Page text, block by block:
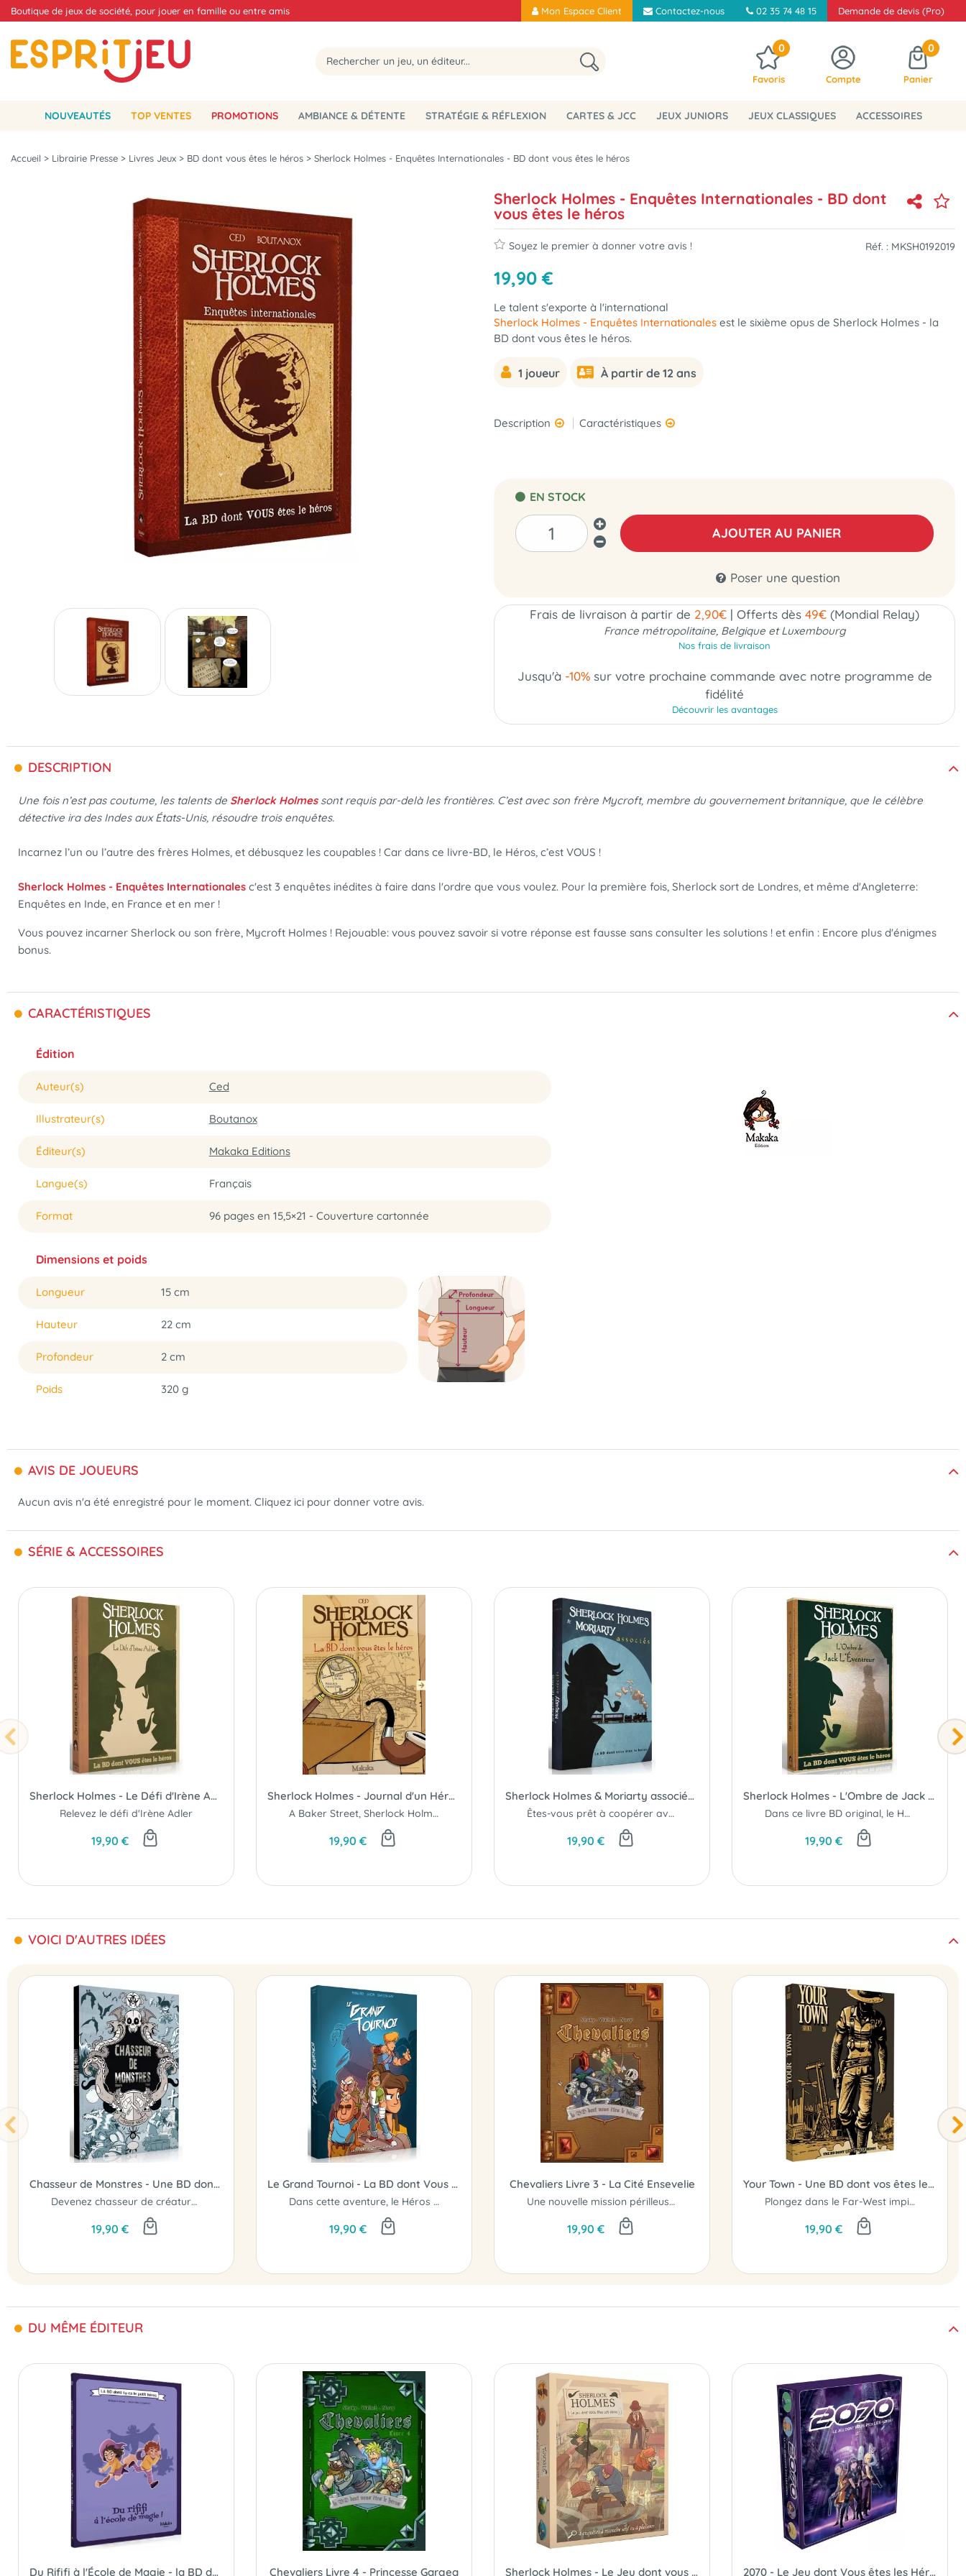
Boutique de jeux de société, pour jouer en famille ou entre amis Mon Espace Client Contactez-nous 02 35 74 48 15 Demande de devis (Pro)
0
Favoris Compte
0
Panier
NOUVEAUTÉS TOP VENTES PROMOTIONS AMBIANCE & DÉTENTE STRATÉGIE & RÉFLEXION CARTES & JCC JEUX JUNIORS JEUX CLASSIQUES ACCESSOIRES
Accueil > Librairie Presse > Livres Jeux > BD dont vous êtes le héros > Sherlock Holmes - Enquêtes Internationales - BD dont vous êtes le héros
Sherlock Holmes - Enquêtes Internationales - BD dont
vous êtes le héros
Soyez le premier à donner votre avis ! Réf. : MKSH0192019
19,90 €
Le talent s'exporte à l'international
Sherlock Holmes - Enquêtes Internationales est le sixième opus de Sherlock Holmes - la
BD dont vous êtes le héros.
1 joueur À partir de 12 ans
Description Caractéristiques
EN STOCK
AJOUTER AU PANIER
Poser une question
Frais de livraison à partir de 2,90€ | Offerts dès 49€ (Mondial Relay)
France métropolitaine, Belgique et Luxembourg
Nos frais de livraison
Jusqu'à -10%sur votre prochaine commande avec notre programme de
fidélité
Découvrir les avantages
DESCRIPTION
Une fois n’est pas coutume, les talents de Sherlock Holmessont requis par-delà les frontières. C’est avec son frère Mycroft, membre du gouvernement britannique, que le célèbre
détective ira des Indes aux États-Unis, résoudre trois enquêtes.
Incarnez l’un ou l’autre des frères Holmes, et débusquez les coupables ! Car dans ce livre-BD, le Héros, c’est VOUS !
Sherlock Holmes - Enquêtes Internationales c'est 3 enquêtes inédites à faire dans l'ordre que vous voulez. Pour la première fois, Sherlock sort de Londres, et même d'Angleterre:
Enquêtes en Inde, en France et en mer !
Vous pouvez incarner Sherlock ou son frère, Mycroft Holmes ! Rejouable: vous pouvez savoir si votre réponse est fausse sans consulter les solutions ! et enfin : Encore plus d'énigmes
bonus.
CARACTÉRISTIQUES
Édition
Auteur(s) Ced
Illustrateur(s) Boutanox
Éditeur(s) Makaka Editions
Langue(s) Français
Format 96 pages en 15,5×21 - Couverture cartonnée
Dimensions et poids
Longueur 15 cm
Hauteur 22 cm
Profondeur 2 cm
Poids 320 g
AVIS DE JOUEURS
Aucun avis n'a été enregistré pour le moment. Cliquez ici pour donner votre avis.
SÉRIE & ACCESSOIRES
Sherlock Holmes - Le Défi d'Irène Adler - BD dont vous êtes le héros
Relevez le défi d'Irène Adler
19,90 €
Sherlock Holmes - Journal d'un Héros - Livre 1
A Baker Street, Sherlock Holmes est en ébullition
19,90 €
Sherlock Holmes & Moriarty associés - BD dont vous êtes le héros
Êtes-vous prêt à coopérer avec votre pire ennemi
19,90 €
Sherlock Holmes - L'Ombre de Jack l'Eventreur
Dans ce livre BD original, le Héros c'est VOUS !
19,90 €
VOICI D'AUTRES IDÉES
Chasseur de Monstres - Une BD dont vous êtes le héros
Devenez chasseur de créatures para-humaines
19,90 €
Le Grand Tournoi - La BD dont Vous êtes le Héros !
Dans cette aventure, le Héros c'est VOUS ! Serez-vous à la hauteur ?
19,90 €
Chevaliers Livre 3 - La Cité Ensevelie
Une nouvelle mission périlleuse et délicate vous attend.
19,90 €
Your Town - Une BD dont vos êtes le héros
Plongez dans le Far-West impitoyable...!
19,90 €
DU MÊME ÉDITEUR
Du Rififi à l'École de Magie - la BD dont Tu es le Petit Héros Chevaliers Livre 4 - Princesse Gargea Sherlock Holmes - Le Jeu dont vous êtes les Héros 2070 - Le Jeu dont Vous êtes les Héros